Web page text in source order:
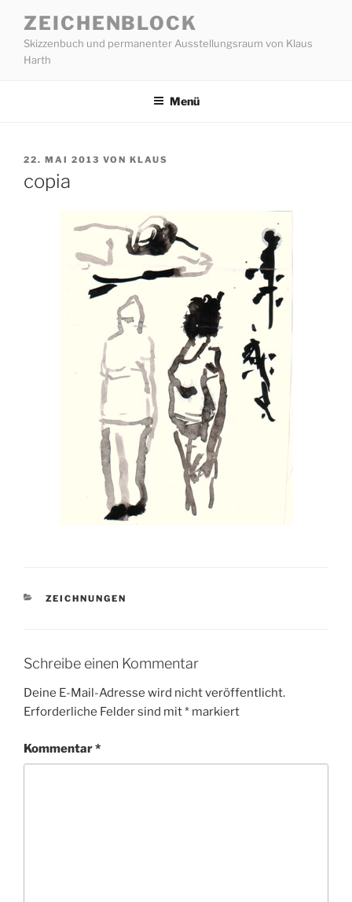
Inhalt
springen
ZEICHENBLOCK
Skizzenbuch und permanenter Ausstellungsraum von Klaus
Harth
Menü
VERÖFFENTLICHT
22. MAI 2013 VON KLAUS
copia
KATEGORIEN
ZEICHNUNGEN
Schreibe einen Kommentar
Deine E-Mail-Adresse wird nicht veröffentlicht.
Erforderliche Felder sind mit* markiert
Kommentar*